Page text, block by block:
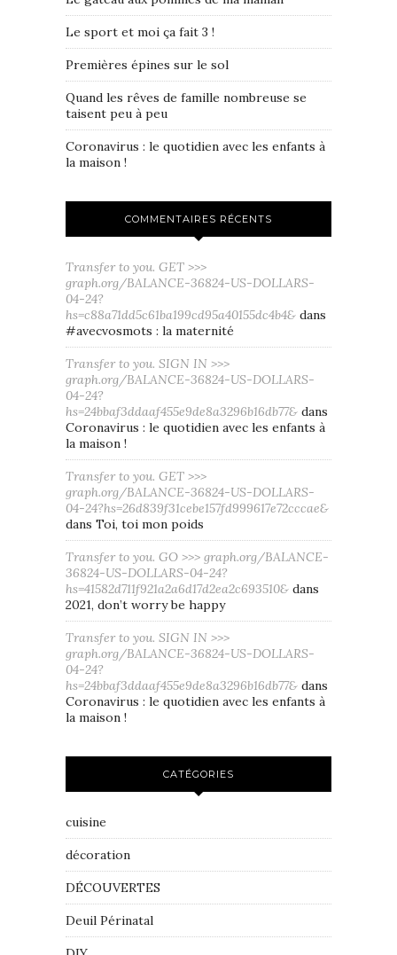
Le sport et moi ça fait 3 !
Premières épines sur le sol
Quand les rêves de famille nombreuse se
taisent peu à peu
Coronavirus : le quotidien avec les enfants à
la maison !
COMMENTAIRES RÉCENTS
Transfer to you. GET >>>
graph.org/BALANCE-36824-US-DOLLARS-
04-24?
hs=c88a71dd5c61ba199cd95a40155dc4b4& dans
#avecvosmots : la maternité
Transfer to you. SIGN IN >>>
graph.org/BALANCE-36824-US-DOLLARS-
04-24?
hs=24bbaf3ddaaf455e9de8a3296b16db77& dans
Coronavirus : le quotidien avec les enfants à
la maison !
Transfer to you. GET >>>
graph.org/BALANCE-36824-US-DOLLARS-
04-24?hs=26d839f31cebe157fd999617e72cccae&
dans Toi, toi mon poids
Transfer to you. GO >>> graph.org/BALANCE-
36824-US-DOLLARS-04-24?
hs=41582d711f921a2a6d17d2ea2c693510& dans
2021, don’t worry be happy
Transfer to you. SIGN IN >>>
graph.org/BALANCE-36824-US-DOLLARS-
04-24?
hs=24bbaf3ddaaf455e9de8a3296b16db77& dans
Coronavirus : le quotidien avec les enfants à
la maison !
CATÉGORIES
cuisine
décoration
DÉCOUVERTES
Deuil Périnatal